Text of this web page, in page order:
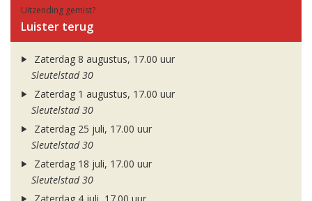
Uitzending gemist?
Luister terug
Zaterdag 8 augustus, 17.00 uur
Sleutelstad 30
Zaterdag 1 augustus, 17.00 uur
Sleutelstad 30
Zaterdag 25 juli, 17.00 uur
Sleutelstad 30
Zaterdag 18 juli, 17.00 uur
Sleutelstad 30